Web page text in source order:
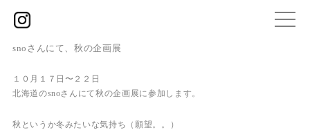
snoさんにて、秋の企画展
１０月１７日〜２２日
北海道のsnoさんにて秋の企画展に参加します。
秋というか冬みたいな気持ち（願望。。）